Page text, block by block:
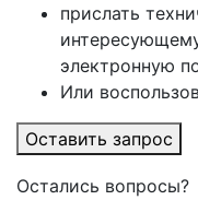
прислать
электронную
Или
Оставить запрос
Остались вопросы?